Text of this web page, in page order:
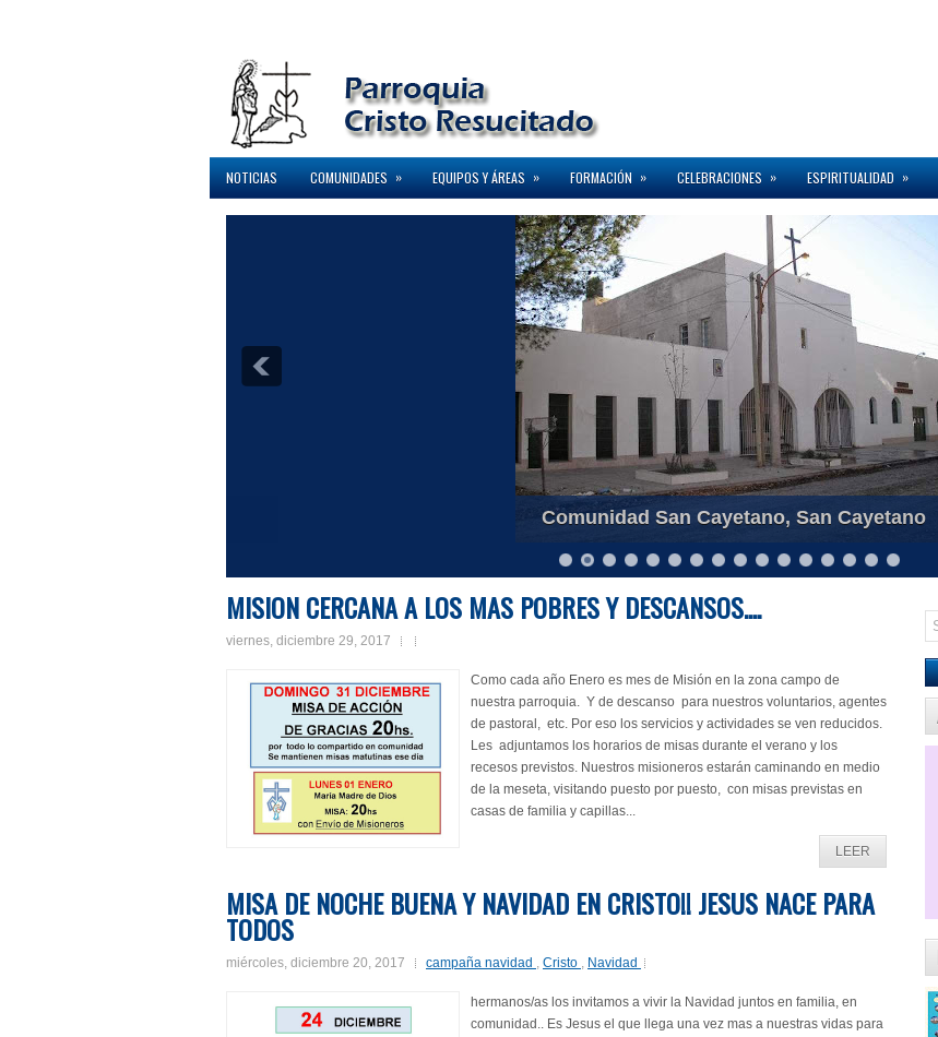
NOTICIAS COMUNIDADES » EQUIPOS Y ÁREAS » FORMACIÓN » CELEBRACIONES » ESPIRITUALIDAD »
Comunidad NS de Guadalupe, 827 vv
MISION CERCANA A LOS MAS POBRES Y DESCANSOS....
viernes, diciembre 29, 2017
Como cada año Enero es mes de Misión en la zona campo de
nuestra parroquia. Y de descanso para nuestros voluntarios, agentes
de pastoral, etc. Por eso los servicios y actividades se ven reducidos.
Les adjuntamos los horarios de misas durante el verano y los
recesos previstos. Nuestros misioneros estarán caminando en medio
de la meseta, visitando puesto por puesto, con misas previstas en
casas de familia y capillas...
LEER
MISA DE NOCHE BUENA Y NAVIDAD EN CRISTO!! JESUS NACE PARA
TODOS
miércoles, diciembre 20, 2017 campaña navidad , Cristo , Navidad
hermanos/as los invitamos a vivir la Navidad juntos en familia, en
comunidad.. Es Jesus el que llega una vez mas a nuestras vidas para